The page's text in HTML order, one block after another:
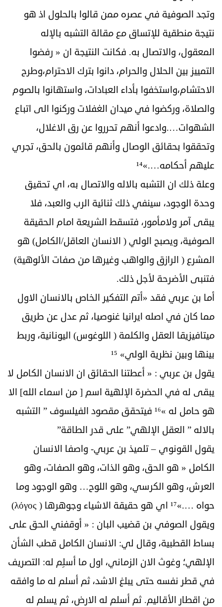
وتجد الصوفية في عصره ممن قالوا بالحلول اذ هو
نتيجة منطقية للإتساق مع مقالة التشبه بالإله
المعقول، والاتصال به. فكانت النتيجة ان « رفضوا
التمييز بين الحلال والحرام، دانوا بترك الاحترام،وطرح
الاحتشام،واستخفوا بأداء العبادات، واستهانوا بالصوم
والصلاة، وركضوا في ميدان الغفلات وركنوا الى اتباع
الشهوات….وادعوا أنهم تحرروا عن رق الاغلال،
وتحققوا بحقائق الوصال وأنهم قائمون بالحق، تجري
عليهم أحكامه….»¹⁴
وعلة ذلك ان التشبه بالاله والاتصال به، اي تحقيق
وحدة الوجود، سينفي ذلك ثنائية الرب والعبد، فلا
يبقى آمر ولامأمور، فتسقط الشريعة امام الحقيقة
الصوفية، ويصبح الولي ( الانسان العاقل/الكامل) هو
المشرع ( الرازق والواهب وغيرها من صفات الألوهية)
فتنبى الأضرحة لأجل ذلك.
أما بن عربي فقد «أتم التفكير الخاص بالانسان الاول
مما كان في اصله ايرانيا غنوصيا، ثم عدل عن طريق
ميتافيزيقا العقل والكلمة ( اللوغوس) اليونانية، وربط
بينها وبين نظرية الولي» ¹⁵
يقول بن عربي : « أعطتنا الحقائق ان الانسان الكامل لا
يبقى له في الحضرة الإلهية اسم [ من اسماء الله] الا
هو حامل له »¹⁶ فيتحقق مقصود الفيلسوف ” التشبه
بالاله ” العقل الإلهي” على قدر الطاقة”
يقول القونوي – تلميذ بن عربي- واصفا الانسان
الكامل « هو الحق، وهو الذات، وهو الصفات، وهو
العرش، وهو الكرسي، وهو اللوح… وهو الوجود وما
حواه ….»¹⁷ اي هو حقيقة الاشياء وجوهرها ( λόγος)
ويقول الصوفي بن قضيب البان : « أوقفني الحق على
بساط القطبية، وقال لي: الانسان الكامل قطب الشأن
الإلهي؛ وغوث الان الزماني، اول ما أسلِم له: التصريف
في قطر نفسه حتى يبلغ الاشد، ثم أسلم له ما وافقه
من اقطار الأقاليم. ثم أسلم له الارض، ثم يسلم له